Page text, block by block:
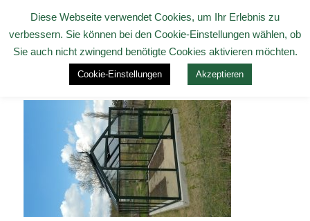
Diese Webseite verwendet Cookies, um Ihr Erlebnis zu
verbessern. Sie können bei den Cookie-Einstellungen wählen, ob
Sie auch nicht zwingend benötigte Cookies aktivieren möchten.
Cookie-Einstellungen Akzeptieren